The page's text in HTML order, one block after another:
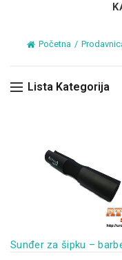
Početna
Lista Kategorija
Sunđer za šipku –